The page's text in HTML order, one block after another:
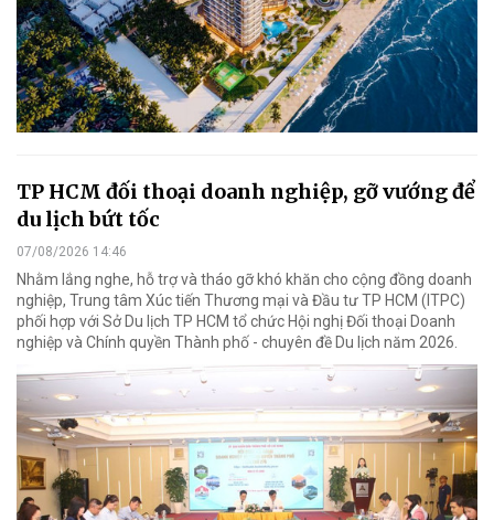
TP HCM đối thoại doanh nghiệp, gỡ vướng để
du lịch bứt tốc
07/08/2026 14:46
Nhằm lắng nghe, hỗ trợ và tháo gỡ khó khăn cho cộng đồng doanh
nghiệp, Trung tâm Xúc tiến Thương mại và Đầu tư TP HCM (ITPC)
phối hợp với Sở Du lịch TP HCM tổ chức Hội nghị Đối thoại Doanh
nghiệp và Chính quyền Thành phố - chuyên đề Du lịch năm 2026.